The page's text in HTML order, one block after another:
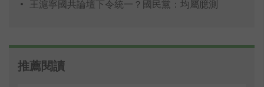
王滬寧國共論壇下令統一？國民黨：均屬臆測
推薦閱讀